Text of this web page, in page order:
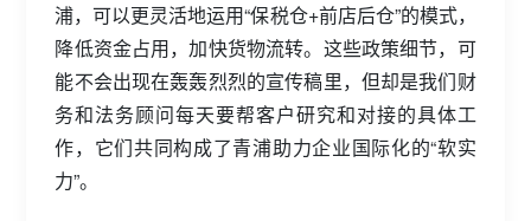
浦，可以更灵活地运用“保税仓+前店后仓”的模式，
降低资金占用，加快货物流转。这些政策细节，可
能不会出现在轰轰烈烈的宣传稿里，但却是我们财
务和法务顾问每天要帮客户研究和对接的具体工
作，它们共同构成了青浦助力企业国际化的“软实
力”。